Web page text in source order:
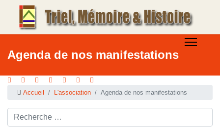
Agenda de nos manifestations
Accueil L'association Agenda de nos manifestations
Rechercher ...